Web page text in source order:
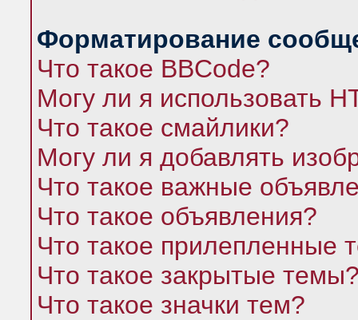
Форматирование
Что такое BBCode?
Могу ли я использовать
Что такое смайлики?
Могу ли я добавлять
Что такое важные
Что такое объявления?
Что такое прилепленные
Что такое закрытые
Что такое значки тем?